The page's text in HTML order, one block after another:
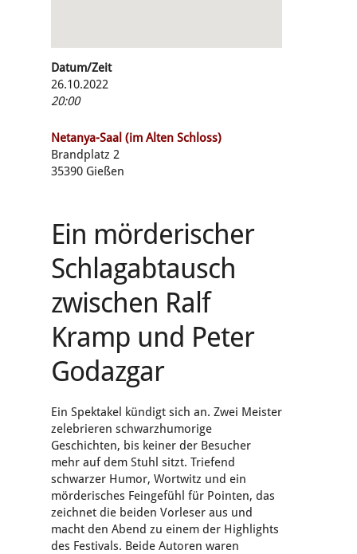
Datum/Zeit
26.10.2022
20:00
Netanya-Saal (im Alten Schloss)
Brandplatz 2
35390 Gießen
Ein mörderischer
Schlagabtausch
zwischen Ralf
Kramp und Peter
Godazgar
Ein Spektakel kündigt sich an. Zwei Meister
zelebrieren schwarzhumorige
Geschichten, bis keiner der Besucher
mehr auf dem Stuhl sitzt. Triefend
schwarzer Humor, Wortwitz und ein
mörderisches Feingefühl für Pointen, das
zeichnet die beiden Vorleser aus und
macht den Abend zu einem der Highlights
des Festivals. Beide Autoren waren